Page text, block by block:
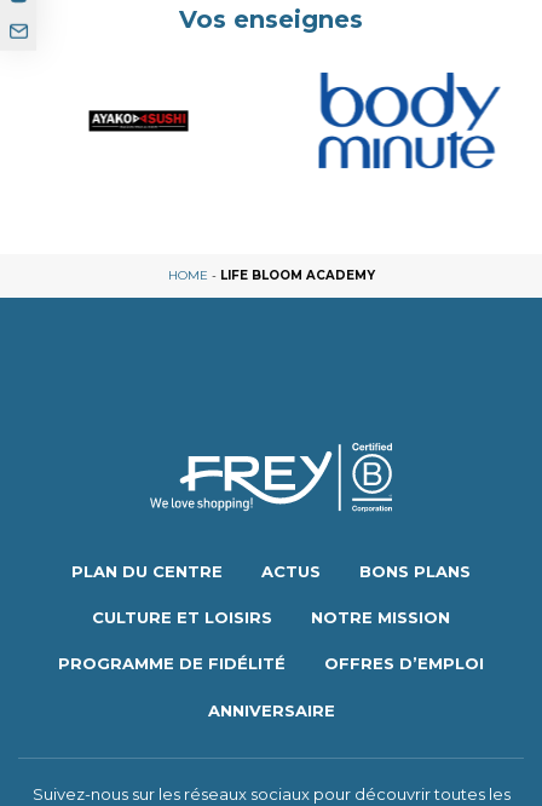
Vos enseignes
HOME - LIFE BLOOM ACADEMY
PLAN DU CENTRE ACTUS BONS PLANS
CULTURE ET LOISIRS NOTRE MISSION
PROGRAMME DE FIDÉLITÉ OFFRES D’EMPLOI
ANNIVERSAIRE
Suivez-nous sur les réseaux sociaux pour découvrir toutes les